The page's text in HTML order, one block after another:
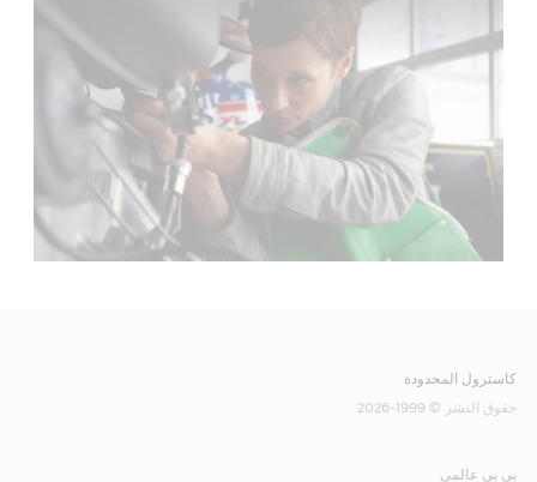
كاسترول المحدودة
حقوق النشر © 1999-2026
بي بي عالمي